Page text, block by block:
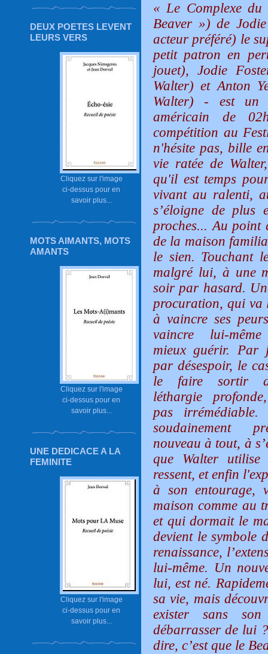
DEUX POETES LEVENT
LEURS VERS
Cliquez sur l'image
ci-dessus pour en
savoir plus...
MOTS AIMANTS, MOTS
AMANTS
Cliquez sur l'image
ci-dessus pour en
savoir plus...
UNE DEDICACE A LA
FEMINITE
Cliquez sur l'image
ci-dessus pour en
savoir plus...
« Le Complexe
Beaver ») de
acteur préféré) le
petit patron en
jouet), Jodie
Walter) et Anton
Walter) - est un
américain de
compétition au
n'hésite pas, bille
vie ratée de
qu'il est temps
vivant au ralenti,
s’éloigne de plus
proches... Au point
de la maison
le sien. Touchant
malgré lui, à une
soir par hasard.
procuration, qui va
à vaincre ses
vaincre lui-
mieux guérir. Par
par désespoir, le
le faire sortir
léthargie
pas
soudainement
nouveau à tout, à
que Walter
ressent, et enfin
à son entourage,
maison comme au
et qui dormait le
devient le symbole
renaissance,
lui-même. Un
lui, est né.
sa vie, mais
exister sans
débarrasser de lui
dire, c’est que le